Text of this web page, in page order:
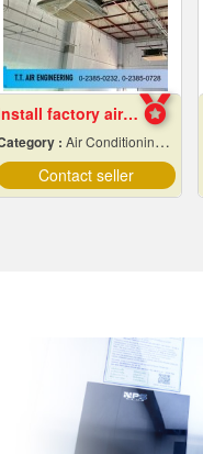
Install factory air conditioning system
: Air Conditioning Contractors
Contact seller